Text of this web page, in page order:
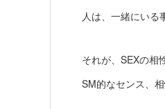
人は、一緒にいる
それが、SEXの相
SM的なセンス、